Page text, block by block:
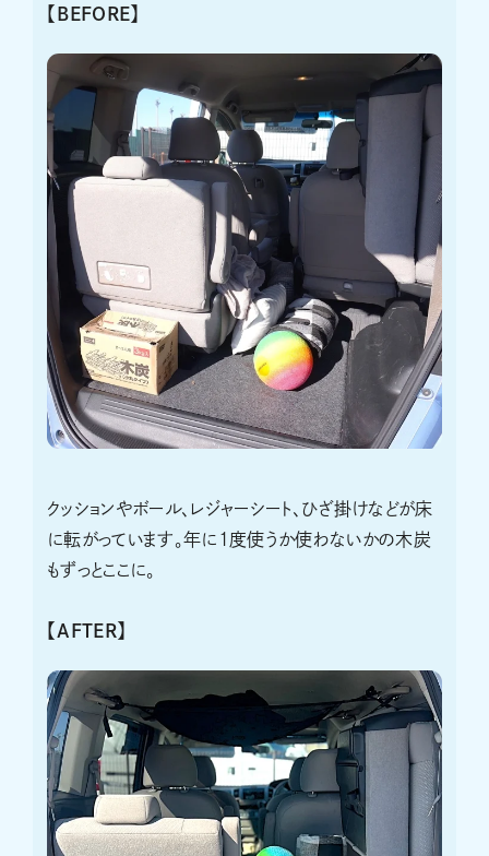
【BEFORE】
クッションやボール、レジャーシート、ひざ掛けなどが床
に転がっています。年に1度使うか使わないかの木炭
もずっとここに。
【AFTER】